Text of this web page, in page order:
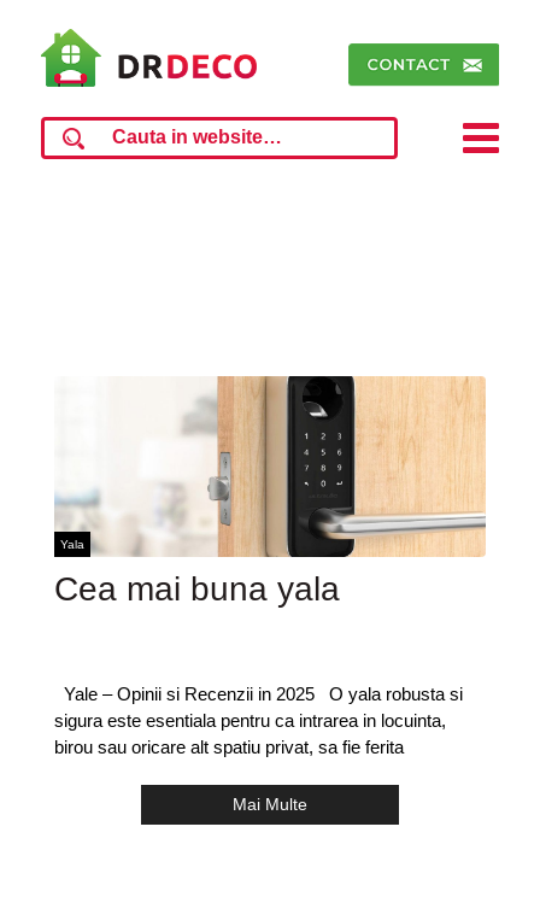
Yala
Cea mai buna yala
Yale – Opinii si Recenzii in 2025 O yala robusta si
sigura este esentiala pentru ca intrarea in locuinta,
birou sau oricare alt spatiu privat, sa fie ferita
Mai Multe